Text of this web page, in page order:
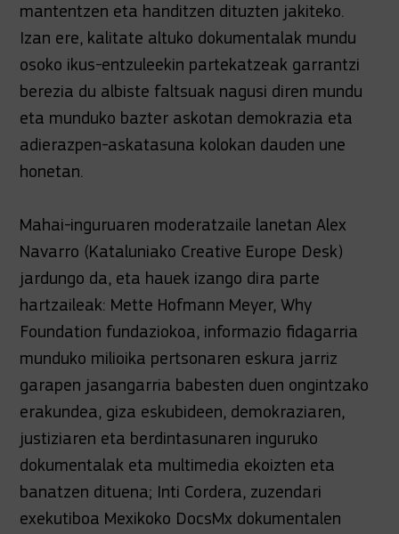
mantentzen eta handitzen dituzten jakiteko.
Izan ere, kalitate altuko dokumentalak mundu
osoko ikus-entzuleekin partekatzeak garrantzi
berezia du albiste faltsuak nagusi diren mundu
eta munduko bazter askotan demokrazia eta
adierazpen-askatasuna kolokan dauden une
honetan.
Mahai-inguruaren moderatzaile lanetan Alex
Navarro (Kataluniako Creative Europe Desk)
jardungo da, eta hauek izango dira parte
hartzaileak: Mette Hofmann Meyer, Why
Foundation fundaziokoa, informazio fidagarria
munduko milioika pertsonaren eskura jarriz
garapen jasangarria babesten duen ongintzako
erakundea, giza eskubideen, demokraziaren,
justiziaren eta berdintasunaren inguruko
dokumentalak eta multimedia ekoizten eta
banatzen dituena; Inti Cordera, zuzendari
exekutiboa Mexikoko DocsMx dokumentalen